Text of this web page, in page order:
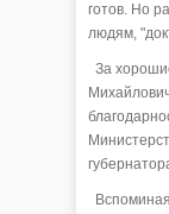
готов. Но
людям,
За